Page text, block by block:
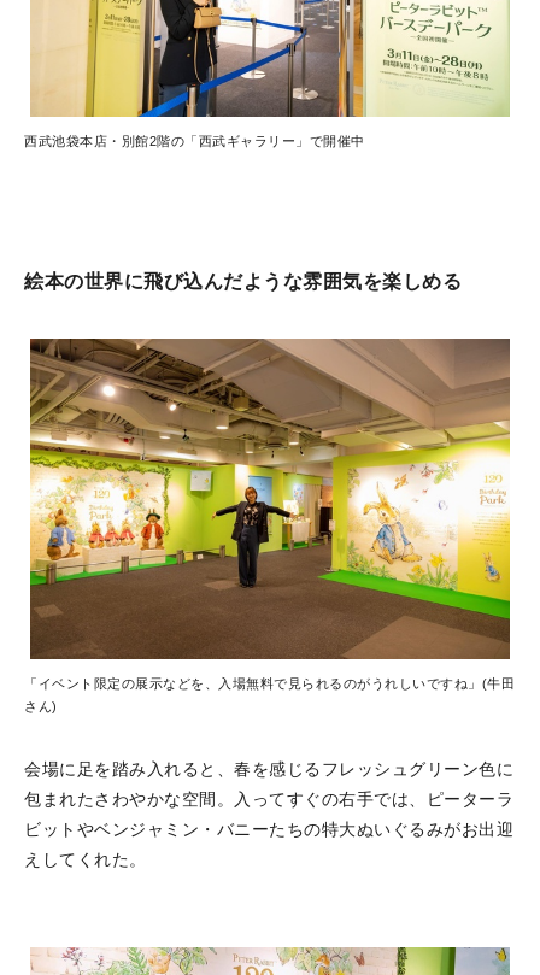
西武池袋本店・別館2階の「西武ギャラリー」で開催中
絵本の世界に飛び込んだような雰囲気を楽しめる
「イベント限定の展示などを、入場無料で見られるのがうれしいですね」(牛田
さん)
会場に足を踏み入れると、春を感じるフレッシュグリーン色に
包まれたさわやかな空間。入ってすぐの右手では、ピーターラ
ビットやベンジャミン・バニーたちの特大ぬいぐるみがお出迎
えしてくれた。